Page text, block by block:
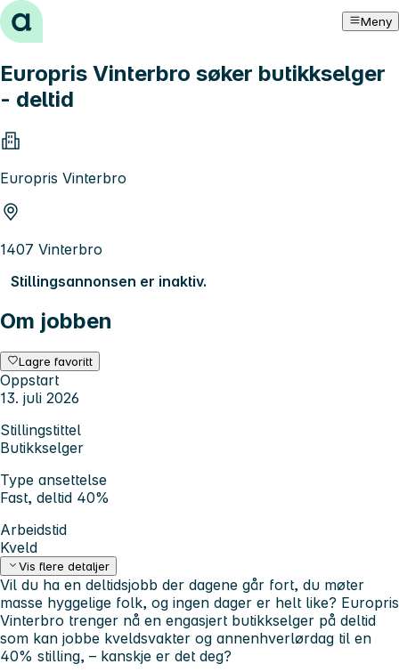
Hopp til innhold Meny
Europris Vinterbro søker butikkselger
- deltid
Europris Vinterbro
1407 Vinterbro
Stillingsannonsen er inaktiv.
Om jobben
Lagre favoritt
Oppstart
13. juli 2026
Stillingstittel
Butikkselger
Type ansettelse
Fast, deltid 40%
Arbeidstid
Kveld
Vis flere detaljer
Vil du ha en deltidsjobb der dagene går fort, du møter
masse hyggelige folk, og ingen dager er helt like? Europris
Vinterbro trenger nå en engasjert butikkselger på deltid
som kan jobbe kveldsvakter og annenhverlørdag til en
40% stilling, – kanskje er det deg?